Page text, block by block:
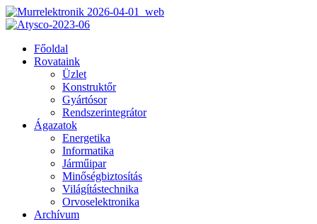
Főoldal
Rovataink
Üzlet
Konstruktőr
Gyártósor
Rendszerintegrátor
Ágazatok
Energetika
Informatika
Járműipar
Minőségbiztosítás
Világítástechnika
Orvoselektronika
Archívum